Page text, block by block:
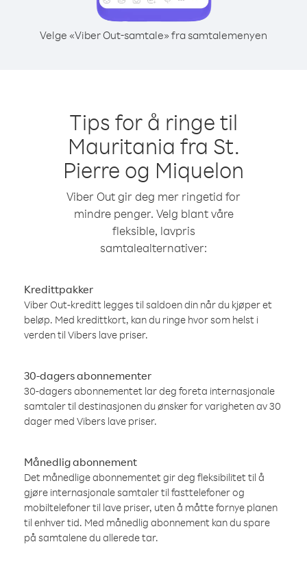
Velge «Viber Out-samtale» fra samtalemenyen
Tips for å ringe til
Mauritania fra St.
Pierre og Miquelon
Viber Out gir deg mer ringetid for
mindre penger. Velg blant våre
fleksible, lavpris
samtalealternativer:
Kredittpakker
Viber Out-kreditt legges til saldoen din når du kjøper et
beløp. Med kredittkort, kan du ringe hvor som helst i
verden til Vibers lave priser.
30-dagers abonnementer
30-dagers abonnementet lar deg foreta internasjonale
samtaler til destinasjonen du ønsker for varigheten av 30
dager med Vibers lave priser.
Månedlig abonnement
Det månedlige abonnementet gir deg fleksibilitet til å
gjøre internasjonale samtaler til fasttelefoner og
mobiltelefoner til lave priser, uten å måtte fornye planen
til enhver tid. Med månedlig abonnement kan du spare
på samtalene du allerede tar.